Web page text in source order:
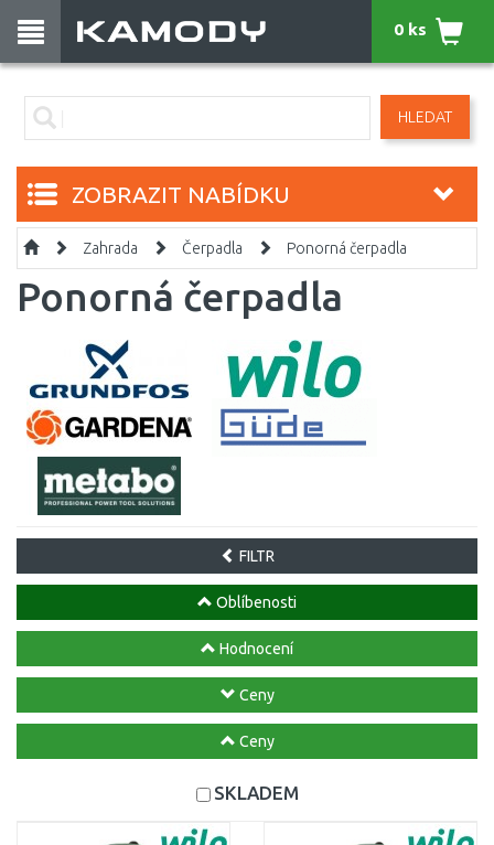
HLEDAT
0 ks
ZOBRAZIT NABÍDKU
Zahrada Čerpadla Ponorná čerpadla
Ponorná čerpadla
FILTR
Oblíbenosti
Hodnocení
Ceny
Ceny
SKLADEM